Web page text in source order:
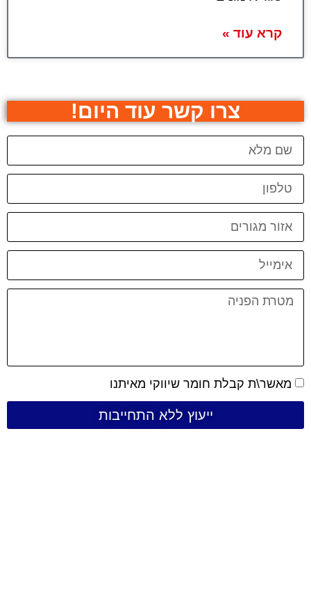
קרא עוד »
צרו קשר עוד היום!
מאשר\ת קבלת חומר שיווקי מאיתנו
ייעוץ ללא התחייבות